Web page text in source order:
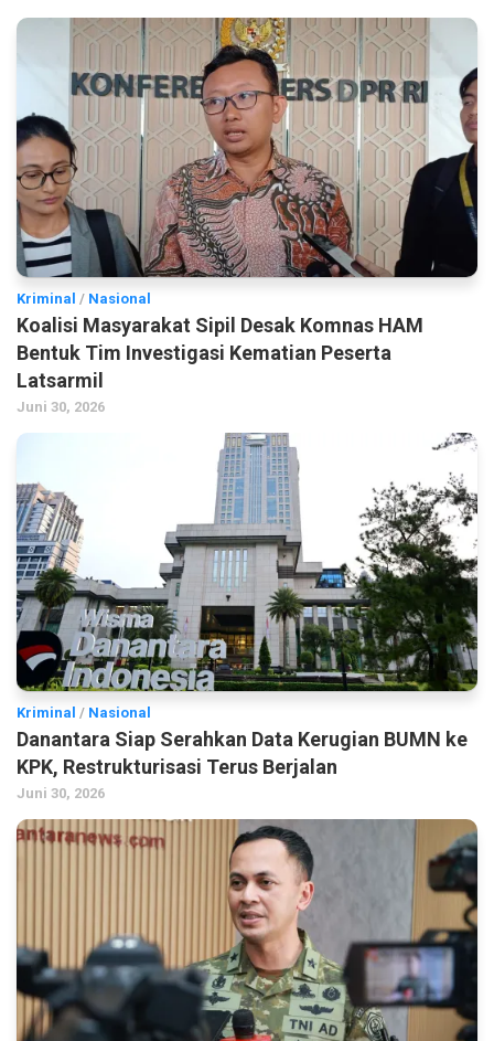
Kriminal / Nasional
Koalisi Masyarakat Sipil Desak Komnas HAM
Bentuk Tim Investigasi Kematian Peserta
Latsarmil
Juni 30, 2026
Kriminal / Nasional
Danantara Siap Serahkan Data Kerugian BUMN ke
KPK, Restrukturisasi Terus Berjalan
Juni 30, 2026